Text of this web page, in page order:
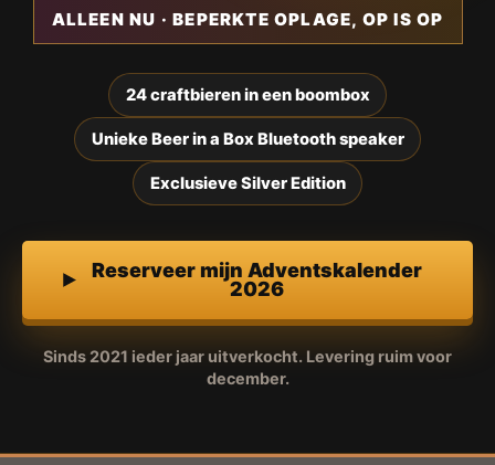
ALLEEN NU · BEPERKTE OPLAGE, OP IS OP
24 craftbieren in een boombox
Unieke Beer in a Box Bluetooth speaker
Exclusieve Silver Edition
Reserveer mijn Adventskalender
2026
Sinds 2021 ieder jaar uitverkocht. Levering ruim voor
december.